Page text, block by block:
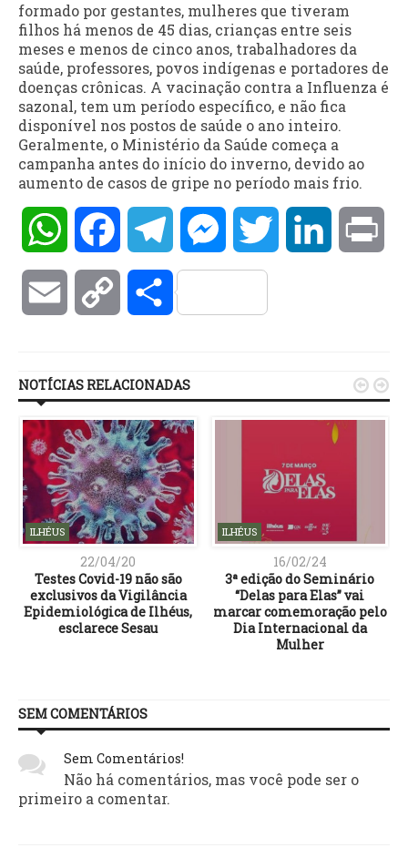
formado por gestantes, mulheres que tiveram
filhos há menos de 45 dias, crianças entre seis
meses e menos de cinco anos, trabalhadores da
saúde, professores, povos indígenas e portadores de
doenças crônicas. A vacinação contra a Influenza é
sazonal, tem um período específico, e não fica
disponível nos postos de saúde o ano inteiro.
Geralmente, o Ministério da Saúde começa a
campanha antes do início do inverno, devido ao
aumento de casos de gripe no período mais frio.
WhatsAppFacebookTelegramMessengerTwitter LinkedIn
Email Copy Compartilhar
NOTÍCIAS RELACIONADAS
ILHÉUS
22/04/20
Testes Covid-19 não são
exclusivos da Vigilância
Epidemiológica de Ilhéus,
esclarece Sesau
ILHÉUS
16/02/24
3ª edição do Seminário
“Delas para Elas” vai
marcar comemoração pelo
Dia Internacional da
Mulher
 
SEM COMENTÁRIOS
Sem Comentários!
Não há comentários, mas você pode ser o
primeiro a comentar.